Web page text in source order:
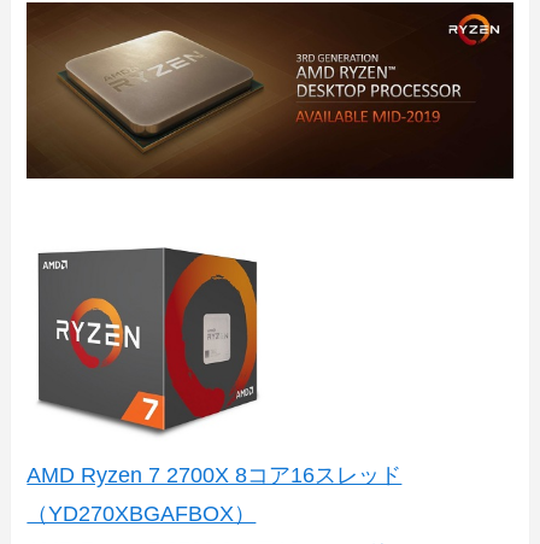
AMD Ryzen 7 2700X 8コア16スレッド
（YD270XBGAFBOX）